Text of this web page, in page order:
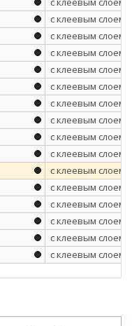
с клеевым слоем
с клеевым слоем
с клеевым слоем
с клеевым слоем
с клеевым слоем
с клеевым слоем
с клеевым слоем
с клеевым слоем
с клеевым слоем
с клеевым слоем
с клеевым слоем
с клеевым слоем
с клеевым слоем
с клеевым слоем
с клеевым слоем